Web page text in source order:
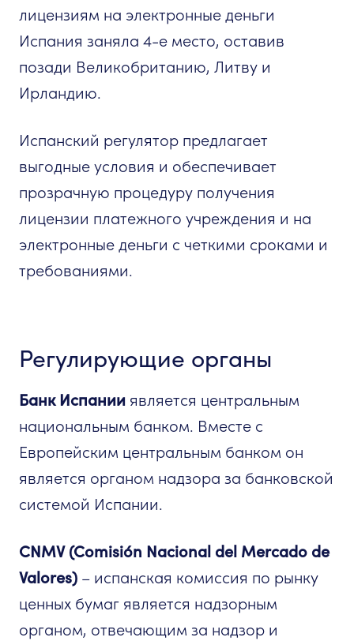
лицензиям на электронные деньги
Испания заняла 4-е место, оставив
позади Великобританию, Литву и
Ирландию.
Испанский регулятор предлагает
выгодные условия и обеспечивает
прозрачную процедуру получения
лицензии платежного учреждения и на
электронные деньги с четкими сроками и
требованиями.
Регулирующие органы
Банк Испании является центральным
национальным банком. Вместе с
Европейским центральным банком он
является органом надзора за банковской
системой Испании.
CNMV (Comisión Nacional del Mercado de
Valores) – испанская комиссия по рынку
ценных бумаг является надзорным
органом, отвечающим за надзор и